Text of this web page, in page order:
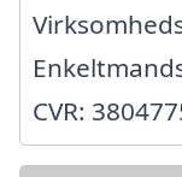
CVR: